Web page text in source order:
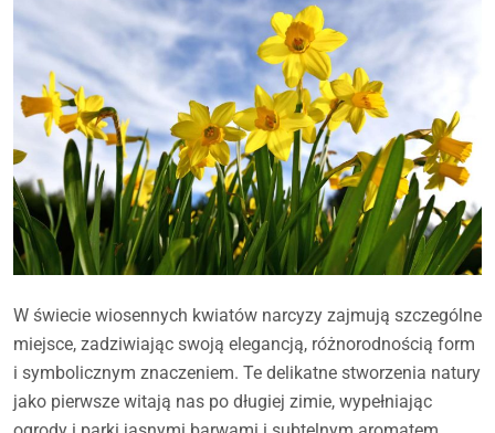
W świecie wiosennych kwiatów narcyzy zajmują szczególne
miejsce, zadziwiając swoją elegancją, różnorodnością form
i symbolicznym znaczeniem. Te delikatne stworzenia natury
jako pierwsze witają nas po długiej zimie, wypełniając